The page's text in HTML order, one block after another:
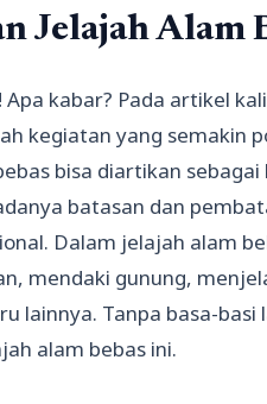
Jelajah Alam
Apa kabar? Pada artikel
kegiatan yang semakin
bisa diartikan
batasan dan
Dalam jelajah alam
mendaki gunung,
lainnya. Tanpa basa-
alam bebas ini.